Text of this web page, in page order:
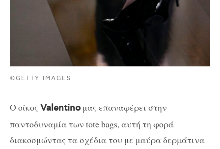
©GETTY IMAGES
Ο οίκος Valentinoμας επαναφέρει στην
παντοδυναμία των tote bags, αυτή τη φορά
διακοσμώντας τα σχέδια του με μαύρα δερμάτινα